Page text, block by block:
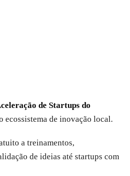
de Startups do
de inovação local.
a treinamentos,
de ideias até startups com